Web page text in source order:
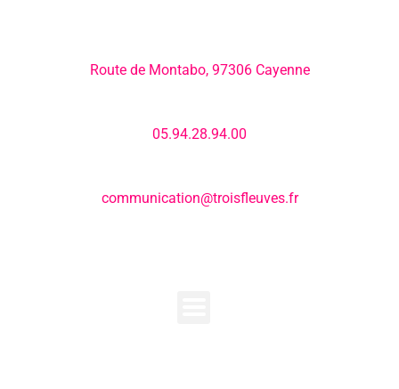
Route de Montabo, 97306 Cayenne
05.94.28.94.00
communication@troisfleuves.fr